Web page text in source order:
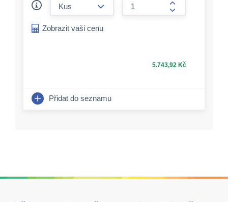
form.increase-
Zobrazit vaši cenu
5.743,92 Kč
Přidat do seznamu